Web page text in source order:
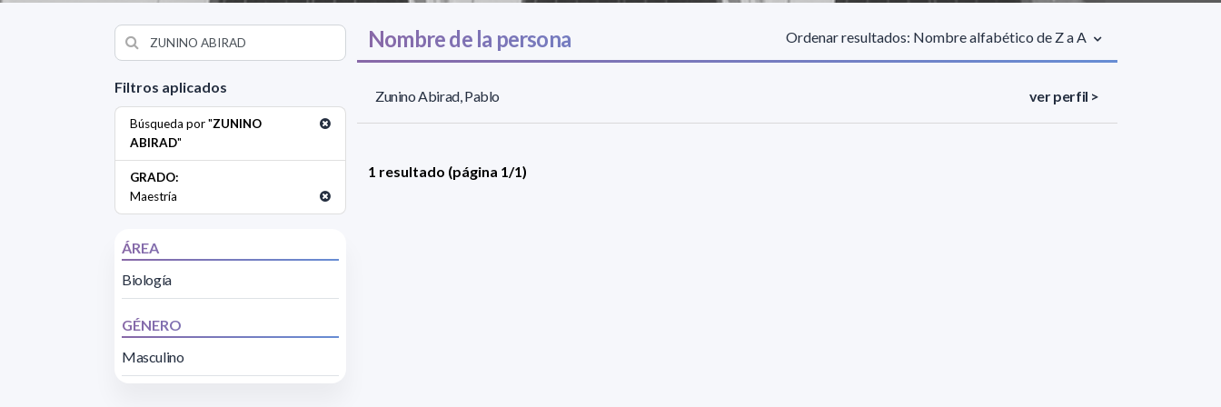
Filtros aplicados
Búsqueda por "ZUNINO
ABIRAD"
GRADO:
Maestría
ÁREA
Biología
GÉNERO
Masculino
Nombre de la persona Ordenar resultados: Nombre alfabético de Z a A
Zunino Abirad, Pablo ver perfil >
1 resultado (página 1/1)